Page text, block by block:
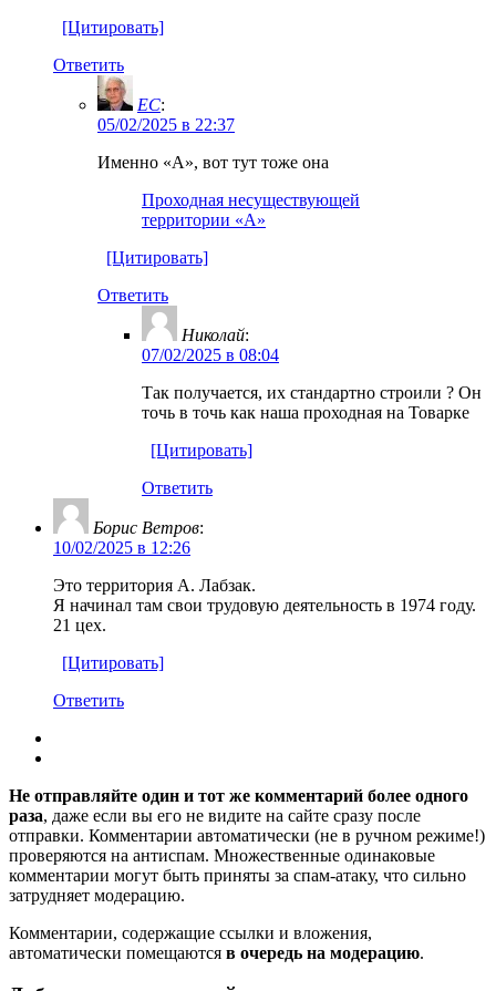
[Цитировать]
Ответить
EC:
05/02/2025 в 22:37
Именно «А», вот тут тоже она
Проходная несуществующей
территории «А»
[Цитировать]
Ответить
Николай:
07/02/2025 в 08:04
Так получается, их стандартно строили ? Он
точь в точь как наша проходная на Товарке
[Цитировать]
Ответить
Борис Ветров:
10/02/2025 в 12:26
Это территория А. Лабзак.
Я начинал там свои трудовую деятельность в 1974 году.
21 цех.
[Цитировать]
Ответить
Не отправляйте один и тот же комментарий более одного
раза, даже если вы его не видите на сайте сразу после
отправки. Комментарии автоматически (не в ручном режиме!)
проверяются на антиспам. Множественные одинаковые
комментарии могут быть приняты за спам-атаку, что сильно
затрудняет модерацию.
Комментарии, содержащие ссылки и вложения,
автоматически помещаются в очередь на модерацию.